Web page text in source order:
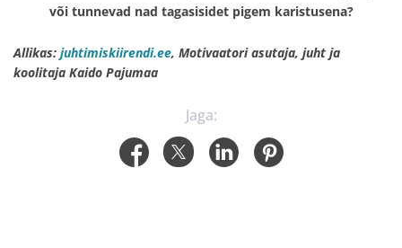
või tunnevad nad tagasisidet pigem karistusena?
Allikas: juhtimiskiirendi.ee, Motivaatori asutaja, juht ja
koolitaja Kaido Pajumaa
Jaga: